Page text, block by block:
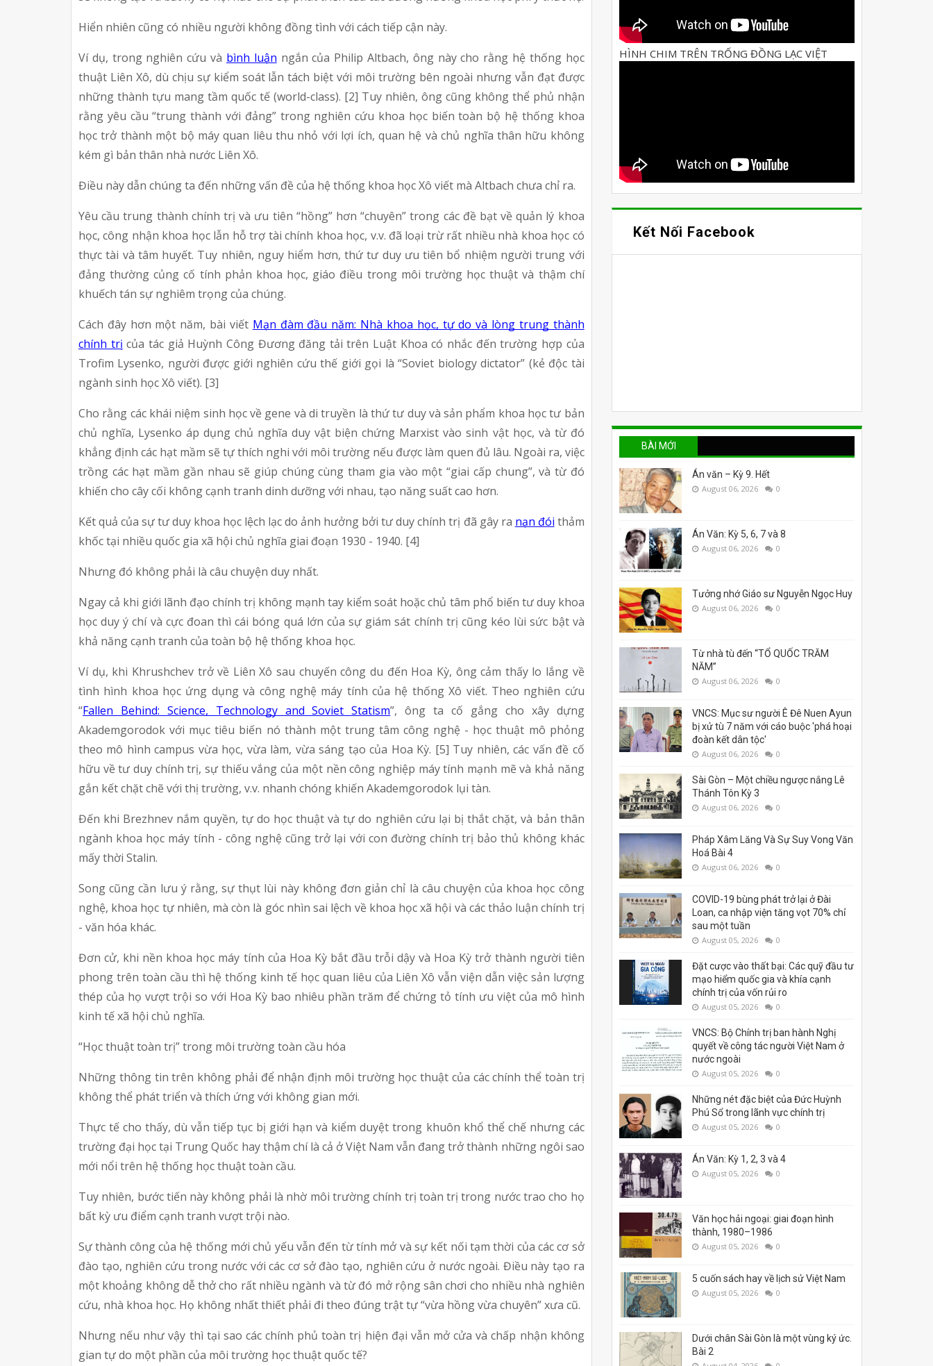
Hiển nhiên cũng có nhiều người không đồng tình với cách tiếp cận này.
Ví dụ, trong nghiên cứu và bình luận ngắn của Philip Altbach, ông này cho rằng hệ thống học
thuật Liên Xô, dù chịu sự kiểm soát lẫn tách biệt với môi trường bên ngoài nhưng vẫn đạt được
những thành tựu mang tầm quốc tế (world-class). [2] Tuy nhiên, ông cũng không thể phủ nhận
rằng yêu cầu “trung thành với đảng” trong nghiên cứu khoa học biến toàn bộ hệ thống khoa
học trở thành một bộ máy quan liêu thu nhỏ với lợi ích, quan hệ và chủ nghĩa thân hữu không
kém gì bản thân nhà nước Liên Xô.
Điều này dẫn chúng ta đến những vấn đề của hệ thống khoa học Xô viết mà Altbach chưa chỉ ra.
Yêu cầu trung thành chính trị và ưu tiên “hồng” hơn “chuyên” trong các đề bạt về quản lý khoa
học, công nhận khoa học lẫn hỗ trợ tài chính khoa học, v.v. đã loại trừ rất nhiều nhà khoa học có
thực tài và tâm huyết. Tuy nhiên, nguy hiểm hơn, thứ tư duy ưu tiên bổ nhiệm người trung với
đảng thường củng cố tính phản khoa học, giáo điều trong môi trường học thuật và thậm chí
khuếch tán sự nghiêm trọng của chúng.
Cách đây hơn một năm, bài viết Mạn đàm đầu năm: Nhà khoa học, tự do và lòng trung thành
chính trị của tác giả Huỳnh Công Đương đăng tải trên Luật Khoa có nhắc đến trường hợp của
Trofim Lysenko, người được giới nghiên cứu thế giới gọi là “Soviet biology dictator” (kẻ độc tài
ngành sinh học Xô viết). [3]
Cho rằng các khái niệm sinh học về gene và di truyền là thứ tư duy và sản phẩm khoa học tư bản
chủ nghĩa, Lysenko áp dụng chủ nghĩa duy vật biện chứng Marxist vào sinh vật học, và từ đó
khẳng định các hạt mầm sẽ tự thích nghi với môi trường nếu được làm quen đủ lâu. Ngoài ra, việc
trồng các hạt mầm gần nhau sẽ giúp chúng cùng tham gia vào một “giai cấp chung”, và từ đó
khiến cho cây cối không cạnh tranh dinh dưỡng với nhau, tạo năng suất cao hơn.
Kết quả của sự tư duy khoa học lệch lạc do ảnh hưởng bởi tư duy chính trị đã gây ra nạn đói thảm
khốc tại nhiều quốc gia xã hội chủ nghĩa giai đoạn 1930 - 1940. [4]
Nhưng đó không phải là câu chuyện duy nhất.
Ngay cả khi giới lãnh đạo chính trị không mạnh tay kiểm soát hoặc chủ tâm phổ biến tư duy khoa
học duy ý chí và cực đoan thì cái bóng quá lớn của sự giám sát chính trị cũng kéo lùi sức bật và
khả năng cạnh tranh của toàn bộ hệ thống khoa học.
Ví dụ, khi Khrushchev trở về Liên Xô sau chuyến công du đến Hoa Kỳ, ông cảm thấy lo lắng về
tình hình khoa học ứng dụng và công nghệ máy tính của hệ thống Xô viết. Theo nghiên cứu
“Fallen Behind: Science, Technology and Soviet Statism”, ông ta cố gắng cho xây dựng
Akademgorodok với mục tiêu biến nó thành một trung tâm công nghệ - học thuật mô phỏng
theo mô hình campus vừa học, vừa làm, vừa sáng tạo của Hoa Kỳ. [5] Tuy nhiên, các vấn đề cố
hữu về tư duy chính trị, sự thiếu vắng của một nền công nghiệp máy tính mạnh mẽ và khả năng
gắn kết chặt chẽ với thị trường, v.v. nhanh chóng khiến Akademgorodok lụi tàn.
Đến khi Brezhnev nắm quyền, tự do học thuật và tự do nghiên cứu lại bị thắt chặt, và bản thân
ngành khoa học máy tính - công nghệ cũng trở lại với con đường chính trị bảo thủ không khác
mấy thời Stalin.
Song cũng cần lưu ý rằng, sự thụt lùi này không đơn giản chỉ là câu chuyện của khoa học công
nghệ, khoa học tự nhiên, mà còn là góc nhìn sai lệch về khoa học xã hội và các thảo luận chính trị
- văn hóa khác.
Đơn cử, khi nền khoa học máy tính của Hoa Kỳ bắt đầu trỗi dậy và Hoa Kỳ trở thành người tiên
phong trên toàn cầu thì hệ thống kinh tế học quan liêu của Liên Xô vẫn viện dẫn việc sản lượng
thép của họ vượt trội so với Hoa Kỳ bao nhiêu phần trăm để chứng tỏ tính ưu việt của mô hình
kinh tế xã hội chủ nghĩa.
“Học thuật toàn trị” trong môi trường toàn cầu hóa
Những thông tin trên không phải để nhận định môi trường học thuật của các chính thể toàn trị
không thể phát triển và thích ứng với không gian mới.
Thực tế cho thấy, dù vẫn tiếp tục bị giới hạn và kiểm duyệt trong khuôn khổ thể chế nhưng các
trường đại học tại Trung Quốc hay thậm chí là cả ở Việt Nam vẫn đang trở thành những ngôi sao
mới nổi trên hệ thống học thuật toàn cầu.
Tuy nhiên, bước tiến này không phải là nhờ môi trường chính trị toàn trị trong nước trao cho họ
bất kỳ ưu điểm cạnh tranh vượt trội nào.
Sự thành công của hệ thống mới chủ yếu vẫn đến từ tính mở và sự kết nối tạm thời của các cơ sở
đào tạo, nghiên cứu trong nước với các cơ sở đào tạo, nghiên cứu ở nước ngoài. Điều này tạo ra
một khoảng không dễ thở cho rất nhiều ngành và từ đó mở rộng sân chơi cho nhiều nhà nghiên
cứu, nhà khoa học. Họ không nhất thiết phải đi theo đúng trật tự “vừa hồng vừa chuyên” xưa cũ.
Nhưng nếu như vậy thì tại sao các chính phủ toàn trị hiện đại vẫn mở cửa và chấp nhận không
gian tự do một phần của môi trường học thuật quốc tế?
HÌNH CHIM TRÊN TRỐNG ĐỒNG LẠC VIỆT
Kết Nối Facebook
BÀI MỚI
Án văn – Kỳ 9. Hết
August 06, 2026 0
Án Văn: Kỳ 5, 6, 7 và 8
August 06, 2026 0
Tưởng nhớ Giáo sư Nguyễn Ngọc Huy
August 06, 2026 0
Từ nhà tù đến “TỔ QUỐC TRĂM
NĂM”
August 06, 2026 0
VNCS: Mục sư người Ê Đê Nuen Ayun
bị xử tù 7 năm với cáo buộc 'phá hoại
đoàn kết dân tộc'
August 06, 2026 0
Sài Gòn – Một chiều ngược nắng Lê
Thánh Tôn Kỳ 3
August 06, 2026 0
Pháp Xâm Lăng Và Sự Suy Vong Văn
Hoá Bài 4
August 06, 2026 0
COVID-19 bùng phát trở lại ở Đài
Loan, ca nhập viện tăng vọt 70% chỉ
sau một tuần
August 05, 2026 0
Đặt cược vào thất bại: Các quỹ đầu tư
mạo hiểm quốc gia và khía cạnh
chính trị của vốn rủi ro
August 05, 2026 0
VNCS: Bộ Chính trị ban hành Nghị
quyết về công tác người Việt Nam ở
nước ngoài
August 05, 2026 0
Những nét đặc biệt của Đức Huỳnh
Phú Sổ trong lãnh vực chính trị
August 05, 2026 0
Án Văn: Kỳ 1, 2, 3 và 4
August 05, 2026 0
Văn học hải ngoại: giai đoạn hình
thành, 1980–1986
August 05, 2026 0
5 cuốn sách hay về lịch sử Việt Nam
August 05, 2026 0
Dưới chân Sài Gòn là một vùng ký ức.
Bài 2